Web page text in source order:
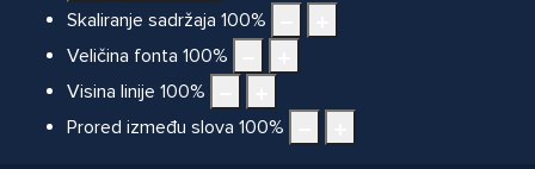
Skaliranje sadržaja 100%
Veličina fonta 100%
Visina linije 100%
Prored između slova 100%